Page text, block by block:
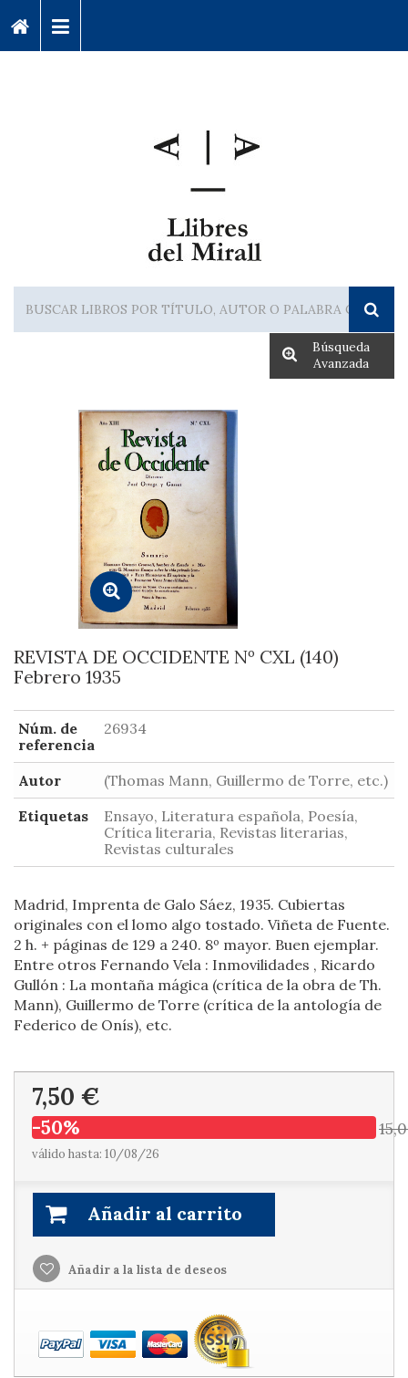
Búsqueda
Avanzada
REVISTA DE OCCIDENTE Nº CXL (140)
Febrero 1935
Núm. de
referencia
26934
Autor
(Thomas Mann, Guillermo de Torre, etc.)
Etiquetas
Ensayo, Literatura española, Poesía,
Crítica literaria, Revistas literarias,
Revistas culturales
Madrid, Imprenta de Galo Sáez, 1935. Cubiertas
originales con el lomo algo tostado. Viñeta de Fuente.
2 h. + páginas de 129 a 240. 8º mayor. Buen ejemplar.
Entre otros Fernando Vela : Inmovilidades , Ricardo
Gullón : La montaña mágica (crítica de la obra de Th.
Mann), Guillermo de Torre (crítica de la antología de
Federico de Onís), etc.
7,50 €
-50%
válido hasta: 10/08/26
Añadir al carrito
Añadir a la lista de deseos